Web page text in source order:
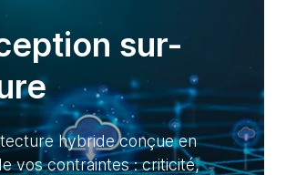
sur-
hybride conçue en
vos contraintes : criticité,